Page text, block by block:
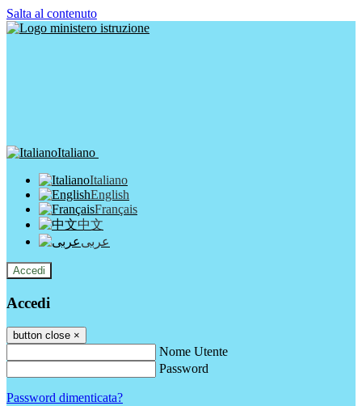
Salta al contenuto
Italiano
Italiano
English
Français
中文
عربى
Accedi
Accedi
button close ×
Nome Utente
Password
Password dimenticata?